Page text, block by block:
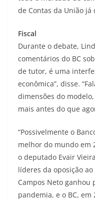
de Contas da União
Fiscal
Durante o debate,
comentários do BC
de tutor, é uma
econômica”, disse.
dimensões do
mais antes do que
“Possivelmente o
melhor do mundo em
o deputado Evair
líderes da oposição
Campos Neto ganhou
pandemia, e o BC, em